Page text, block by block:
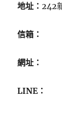
地址：242
信箱：
網址：
LINE：